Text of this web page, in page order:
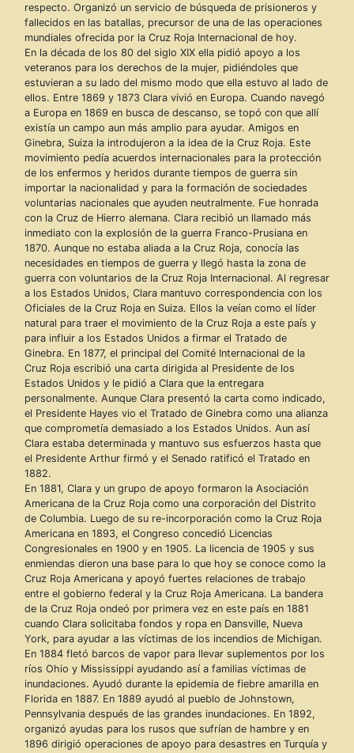
respecto. Organizó un servicio de búsqueda de prisioneros y
fallecidos en las batallas, precursor de una de las operaciones
mundiales ofrecida por la Cruz Roja Internacional de hoy.
En la década de los 80 del siglo XIX ella pidió apoyo a los
veteranos para los derechos de la mujer, pidiéndoles que
estuvieran a su lado del mismo modo que ella estuvo al lado de
ellos. Entre 1869 y 1873 Clara vivió en Europa. Cuando navegó
a Europa en 1869 en busca de descanso, se topó con que allí
existía un campo aun más amplio para ayudar. Amigos en
Ginebra, Suiza la introdujeron a la idea de la Cruz Roja. Este
movimiento pedía acuerdos internacionales para la protección
de los enfermos y heridos durante tiempos de guerra sin
importar la nacionalidad y para la formación de sociedades
voluntarias nacionales que ayuden neutralmente. Fue honrada
con la Cruz de Hierro alemana. Clara recibió un llamado más
inmediato con la explosión de la guerra Franco-Prusiana en
1870. Aunque no estaba aliada a la Cruz Roja, conocía las
necesidades en tiempos de guerra y llegó hasta la zona de
guerra con voluntarios de la Cruz Roja Internacional. Al regresar
a los Estados Unidos, Clara mantuvo correspondencia con los
Oficiales de la Cruz Roja en Suiza. Ellos la veían como el líder
natural para traer el movimiento de la Cruz Roja a este país y
para influir a los Estados Unidos a firmar el Tratado de
Ginebra. En 1877, el principal del Comité Internacional de la
Cruz Roja escribió una carta dirigida al Presidente de los
Estados Unidos y le pidió a Clara que la entregara
personalmente. Aunque Clara presentó la carta como indicado,
el Presidente Hayes vio el Tratado de Ginebra como una alianza
que comprometía demasiado a los Estados Unidos. Aun así
Clara estaba determinada y mantuvo sus esfuerzos hasta que
el Presidente Arthur firmó y el Senado ratificó el Tratado en
1882.
En 1881, Clara y un grupo de apoyo formaron la Asociación
Americana de la Cruz Roja como una corporación del Distrito
de Columbia. Luego de su re-incorporación como la Cruz Roja
Americana en 1893, el Congreso concedió Licencias
Congresionales en 1900 y en 1905. La licencia de 1905 y sus
enmiendas dieron una base para lo que hoy se conoce como la
Cruz Roja Americana y apoyó fuertes relaciones de trabajo
entre el gobierno federal y la Cruz Roja Americana. La bandera
de la Cruz Roja ondeó por primera vez en este país en 1881
cuando Clara solicitaba fondos y ropa en Dansville, Nueva
York, para ayudar a las víctimas de los incendios de Michigan.
En 1884 fletó barcos de vapor para llevar suplementos por los
ríos Ohio y Mississippi ayudando así a familias víctimas de
inundaciones. Ayudó durante la epidemia de fiebre amarilla en
Florida en 1887. En 1889 ayudó al pueblo de Johnstown,
Pennsylvania después de las grandes inundaciones. En 1892,
organizó ayudas para los rusos que sufrían de hambre y en
1896 dirigió operaciones de apoyo para desastres en Turquía y